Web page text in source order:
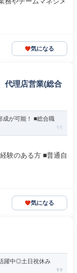
気になる
代理店営業(総合
成が可能！ ■総合職
験のある方 ■普通自
気になる
躍中◎土日祝休み